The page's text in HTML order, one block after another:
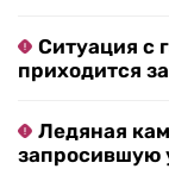
Ситуация с
приходится
Ледяная
запросившую